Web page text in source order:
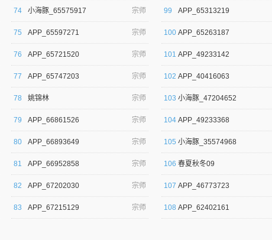
74 小海豚_65575917 宗师
75 APP_65597271 宗师
76 APP_65721520 宗师
77 APP_65747203 宗师
78 姚锦林 宗师
79 APP_66861526 宗师
80 APP_66893649 宗师
81 APP_66952858 宗师
82 APP_67202030 宗师
83 APP_67215129 宗师
99 APP_65313219
100 APP_65263187
101 APP_49233142
102 APP_40416063
103 小海豚_47204652
104 APP_49233368
105 小海豚_35574968
106 春夏秋冬09
107 APP_46773723
108 APP_62402161